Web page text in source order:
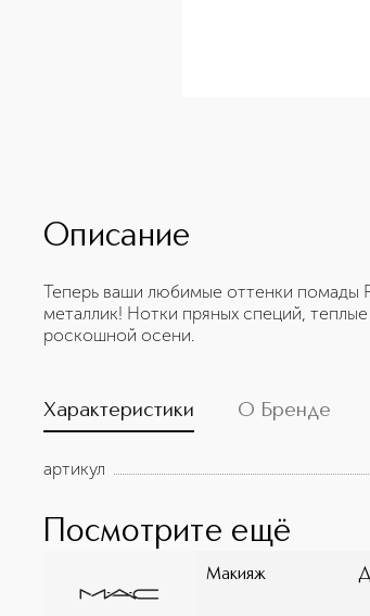
Описание
Теперь ваши любимые оттенки помады
металлик! Нотки пряных специй,
роскошной осени.
Характеристики О Бренде
артикул
Посмотрите ещё
Макияж